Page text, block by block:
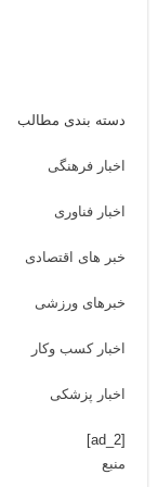
دسته بندی مطالب
اخبار فرهنگی
اخبار فناوری
خبر های اقتصادی
خبرهای ورزشی
اخبار کسب وکار
اخبار پزشکی
[ad_2]
منبع